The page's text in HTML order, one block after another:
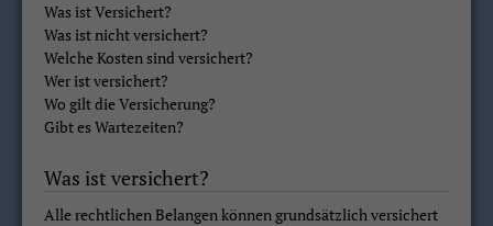
Was ist Versichert?
Was ist nicht versichert?
Welche Kosten sind versichert?
Wer ist versichert?
Wo gilt die Versicherung?
Gibt es Wartezeiten?
Was ist versichert?
Alle rechtlichen Belangen können grundsätzlich versichert